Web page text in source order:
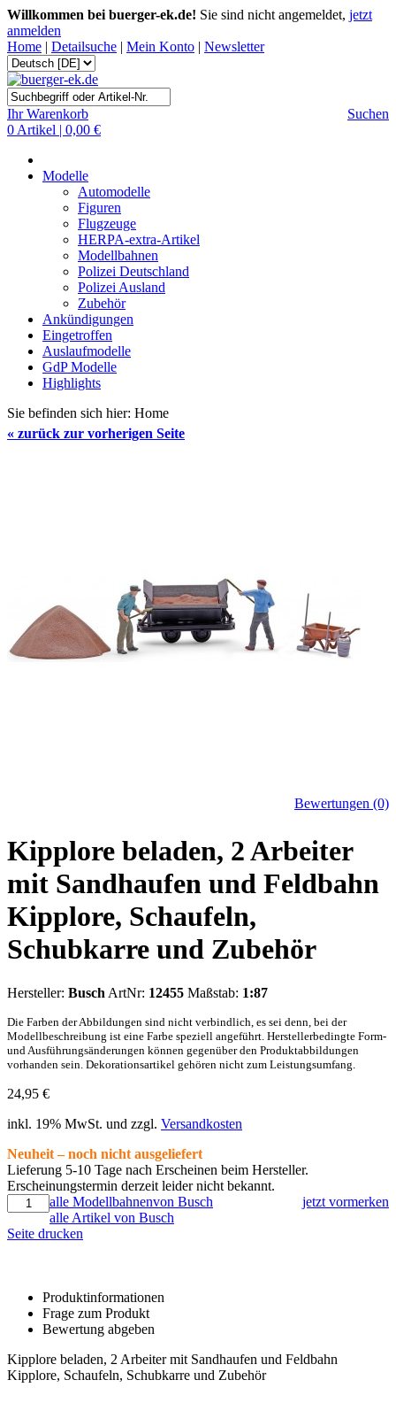
Willkommen bei buerger-ek.de! Sie sind nicht angemeldet, jetzt
anmelden
Home | Detailsuche | Mein Konto | Newsletter
Suchen
Ihr Warenkorb
0 Artikel | 0,00 €
Modelle
Automodelle
Figuren
Flugzeuge
HERPA-extra-Artikel
Modellbahnen
Polizei Deutschland
Polizei Ausland
Zubehör
Ankündigungen
Eingetroffen
Auslaufmodelle
GdP Modelle
Highlights
Sie befinden sich hier: Home
« zurück zur vorherigen Seite
Bewertungen (0)
Kipplore beladen, 2 Arbeiter
mit Sandhaufen und Feldbahn
Kipplore, Schaufeln,
Schubkarre und Zubehör
Hersteller: Busch ArtNr: 12455 Maßstab: 1:87
Die Farben der Abbildungen sind nicht verbindlich, es sei denn, bei der
Modellbeschreibung ist eine Farbe speziell angeführt. Herstellerbedingte Form-
und Ausführungsänderungen können gegenüber den Produktabbildungen
vorhanden sein. Dekorationsartikel gehören nicht zum Leistungsumfang.
24,95 €
inkl. 19% MwSt. und zzgl. Versandkosten
Neuheit – noch nicht ausgeliefert
Lieferung 5-10 Tage nach Erscheinen beim Hersteller.
Erscheinungstermin derzeit leider nicht bekannt.
jetzt vormerken
alle Modellbahnenvon Busch
alle Artikel von Busch
Seite drucken
Produktinformationen
Frage zum Produkt
Bewertung abgeben
Kipplore beladen, 2 Arbeiter mit Sandhaufen und Feldbahn
Kipplore, Schaufeln, Schubkarre und Zubehör